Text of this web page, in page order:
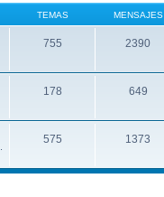
TEMAS MENSAJES
755 2390
178 649
575 1373